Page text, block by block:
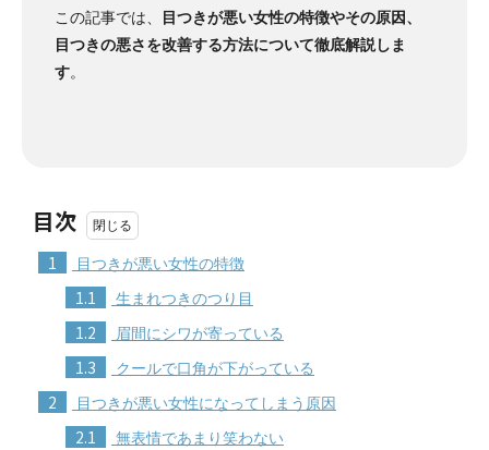
この記事では、
目つきが悪い女性の特徴やその原因、
目つきの悪さを改善する方法について徹底解説しま
す。
目次
1 目つきが悪い女性の特徴
1.1 生まれつきのつり目
1.2 眉間にシワが寄っている
1.3 クールで口角が下がっている
2 目つきが悪い女性になってしまう原因
2.1 無表情であまり笑わない